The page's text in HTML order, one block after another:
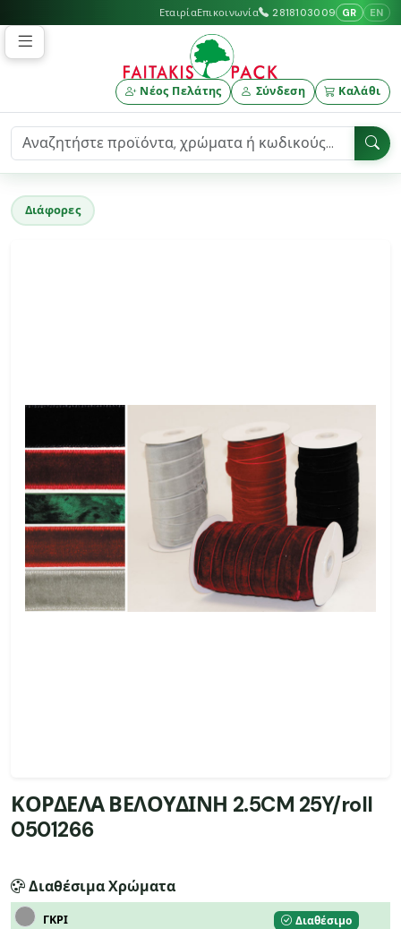
ΕταιρίαΕπικοινωνία 2818103009 GR EN
Νέος Πελάτης Σύνδεση Καλάθι
Διάφορες
ΚΟΡΔΕΛΑ ΒΕΛΟΥΔΙΝΗ 2.5CM 25Y/roll
0501266
Διαθέσιμα Χρώματα
ΓΚΡΙ Διαθέσιμο